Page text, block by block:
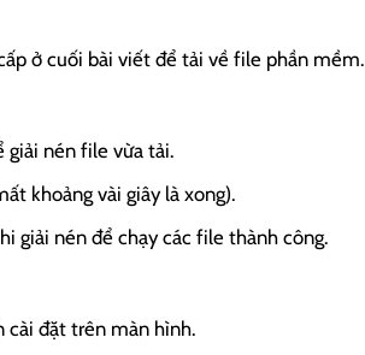
ở cuối bài viết để tải về file phần mềm.
giải nén file vừa tải.
khoảng vài giây là xong).
giải nén để chạy các file thành công.
cài đặt trên màn hình.